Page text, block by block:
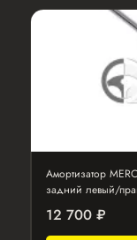
Амортизатор
задний левый/
12 700 ₽